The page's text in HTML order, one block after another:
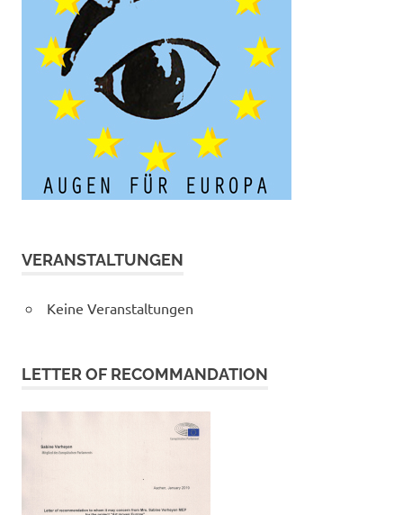
VERANSTALTUNGEN
Keine Veranstaltungen
LETTER OF RECOMMANDATION